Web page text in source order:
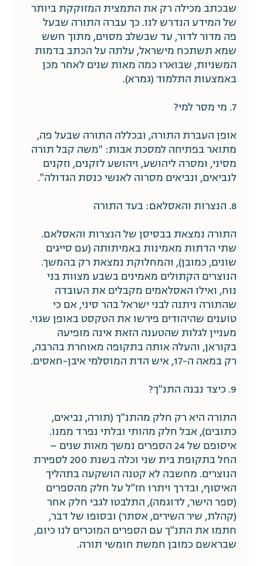
שבכתב מכילה רק את התמצית המזוקקת ביותר
של המידע הנדרש לנו. כך עברה התורה שבעל
פה מדור לדור, עד שבשלב מסוים, מתוך חשש
שמא תשתכח מישראל, עלתה על הכתב בדמות
המשניות, שבוארו כמה מאות שנים לאחר מכן
באמצעות התלמוד (גמרא).
7. מי מסר למי?
אופן העברת התורה, ובכללה התורה שבעל פה,
מתואר בפתיחה למסכת אבות: "משה קבל תורה
מסיני, ומסרה ליהושע, ויהושע לזקנים, וזקנים
לנביאים, ונביאים מסרוה לאנשי כנסת הגדולה".
8. הנצרות והאסלאם: בעד התורה
התורה נמצאת בבסיסן של הנצרות והאסלאם.
שתי הדתות מאמינות באמיתותה (עם סייגים
שונים, כמובן), והמחלוקת נמצאת רק בהמשך.
הנוצרים הקתולים מאמינים בשבע מצוות בני
נוח, ואילו האסלאמים מקבלים את העובדה
שהתורה ניתנה לבני ישראל בהר סיני, אם כי
טוענים שהיהודים פירשו את הטקסט באופן שגוי.
מעניין לגלות שהטענה הזאת אינה מופיעה
בקוראן, והעלה אותה בתקופה מאוחרת בהרבה,
רק במאה ה-17, איש הדת המוסלמי איבן-חאסים.
9. כיצד נבנה התנ"ך?
התורה היא רק חלק מהתנ"ך (תורה, נביאים,
כתובים), אבל חלק מהותי ובלתי נפרד ממנו.
איסופם של 24 הספרים נמשך מאות שנים –
החל בתקופת בית שני וכלה בשנת 200 לספירת
הנוצרים. מחשבה לא קטנה הושקעה בתהליך
האיסוף, ובדרך ויתרו חז"ל על חלק מהספרים
(ספר הישר, לדוגמה), התלבטו לגבי חלק אחר
(קהלת, שיר השירים, אסתר) ובסופו של דבר,
חתמו את התנ"ך עם הספרים המוכרים לנו כיום,
שבראשם כמובן חמשת חומשי תורה.